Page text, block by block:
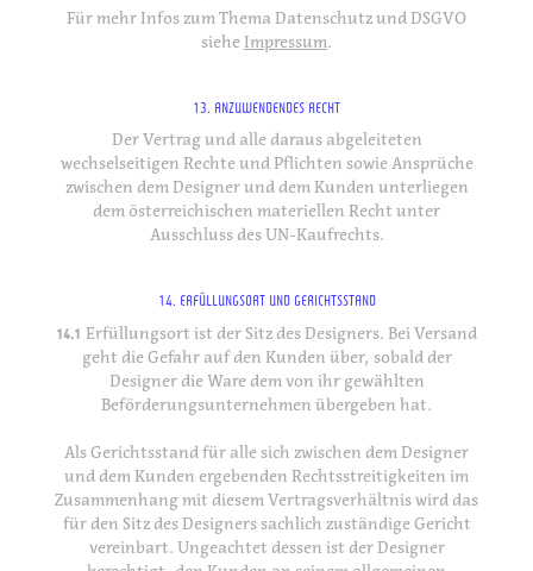
Für mehr Infos zum Thema Datenschutz und DSGVO
siehe Impressum.
13. ANZUWENDENDES RECHT
Der Vertrag und alle daraus abgeleiteten
wechselseitigen Rechte und Pflichten sowie Ansprüche
zwischen dem Designer und dem Kunden unterliegen
dem österreichischen materiellen Recht unter
Ausschluss des UN-Kaufrechts.
14. ERFÜLLUNGSORT UND GERICHTSSTAND
14.1 Erfüllungsort ist der Sitz des Designers. Bei Versand
geht die Gefahr auf den Kunden über, sobald der
Designer die Ware dem von ihr gewählten
Beförderungsunternehmen übergeben hat.
Als Gerichtsstand für alle sich zwischen dem Designer
und dem Kunden ergebenden Rechtsstreitigkeiten im
Zusammenhang mit diesem Vertragsverhältnis wird das
für den Sitz des Designers sachlich zuständige Gericht
vereinbart. Ungeachtet dessen ist der Designer